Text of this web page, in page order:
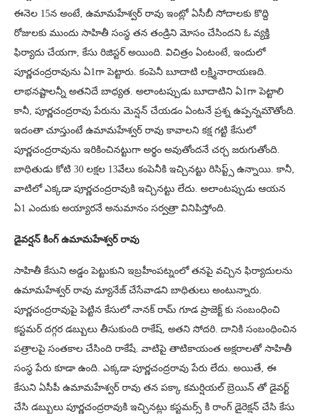
ఈనెల 15న అంటే, ఉమామహేశ్వర్ రావు ఇంట్లో ఏసీబీ సోదాలకు కొద్ది
రోజులకు ముందు సాహితీ సంస్థ తన తండ్రిని మోసం చేసిందని ఓ వ్యక్తి
ఫిర్యాదు చేయగా, కేసు రిజిస్టర్ అయింది. విచిత్రం ఏంటంటే, ఇందులో
పూర్ణచంద్రరావును ఏ1గా పెట్టారు. కంపెనీ బూదాటి లక్ష్మినారాయణది.
లాభనష్టాలన్నీ అతనిదే బాధ్యత. అలాంటప్పుడు బూదాటిని ఏ1గా పెట్టాలి
కానీ, పూర్ణచంద్రరావు పేరును మెన్షన్ చేయడం ఏంటనే ప్రశ్న ఉప్పన్నమౌతోంది.
ఇదంతా చూస్తుంటే ఉమామహేశ్వర్ రావు కావాలని కక్ష గట్టి కేసులో
పూర్ణచంద్రరావును ఇరికించినట్టుగా అర్థం అవుతోందనే చర్చ జరుగుతోంది.
బాధితుడు కోటి 30 లక్షల 13వేలు కంపెనీకి ఇచ్చినట్టు రిసిప్ట్స్ ఉన్నాయి. కానీ,
వాటిలో ఎక్కడా పూర్ణచంద్రరావుకి ఇచ్చినట్టు లేదు. అలాంటప్పుడు ఆయన
ఏ1 ఎందుకు అయ్యారనే అనుమానం సర్వత్రా వినిపిస్తోంది.
డైవర్షన్ కింగ్ ఉమామహేశ్వర్ రావు
సాహితీ కేసుని అడ్డం పెట్టుకుని ఇబ్రహీంపట్నంలో తనపై వచ్చిన ఫిర్యాదులను
ఉమామహేశ్వర్ రావు మ్యానేజ్ చేసేవాడని బాధితులు అంటున్నారు.
పూర్ణచంద్రరావుపై పెట్టిన కేసులో నానక్ రామ్ గూడ ప్రాజెక్ట్ కు సంబంధించి
కస్టమర్ దగ్గర డబ్బులు తీసుకుంది రాకేష్, అతని సోదరి. దానికి సంబంధించిన
పత్రాలపై సంతకాల చేసింది రాకేషే. వాటిపై తాటికాయంత అక్షరాలతో సాహితీ
సంస్థ పేరు కూడా ఉంది. ఎక్కడా పూర్ణచంద్రరావు పేరు లేదు. అయితే, ఈ
కేసుని ఏసీపీ ఉమామహేశ్వర్ రావు తన పక్కా కమర్షియల్ బ్రెయిన్ తో డైవర్ట్
చేసి డబ్బులు పూర్ణచంద్రరావుకి ఇచ్చినట్లు కస్టమర్స్ కి రాంగ్ డైరెక్షన్ చేసి కేసు